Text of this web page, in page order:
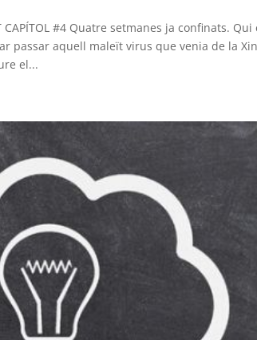
CAPÍTOL #4 Quatre setmanes ja confinats.
passar aquell maleït virus que venia de la
el...